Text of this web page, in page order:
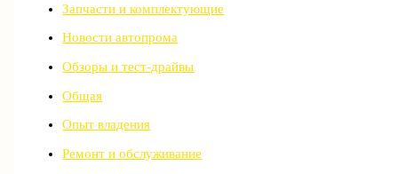
Запчасти и комплектующие
Новости автопрома
Обзоры и тест-драйвы
Общая
Опыт владения
Ремонт и обслуживание